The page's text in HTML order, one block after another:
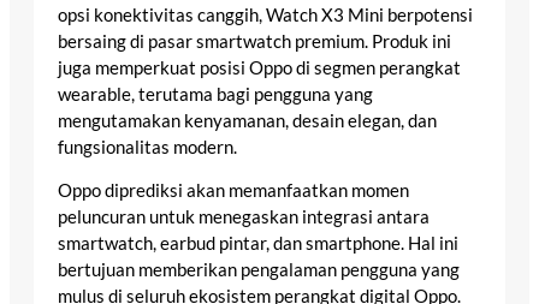
opsi konektivitas canggih, Watch X3 Mini berpotensi
bersaing di pasar smartwatch premium. Produk ini
juga memperkuat posisi Oppo di segmen perangkat
wearable, terutama bagi pengguna yang
mengutamakan kenyamanan, desain elegan, dan
fungsionalitas modern.
Oppo diprediksi akan memanfaatkan momen
peluncuran untuk menegaskan integrasi antara
smartwatch, earbud pintar, dan smartphone. Hal ini
bertujuan memberikan pengalaman pengguna yang
mulus di seluruh ekosistem perangkat digital Oppo.